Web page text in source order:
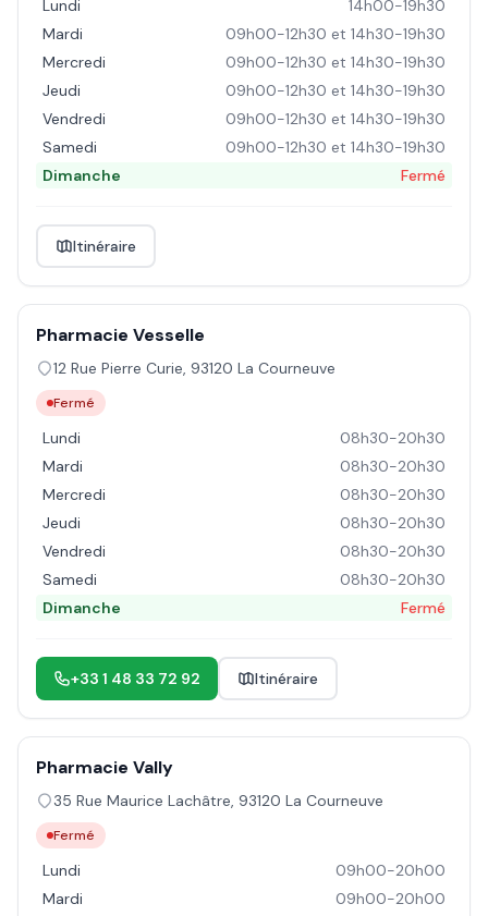
Lundi
14h00-19h30
Mardi
09h00-12h30 et 14h30-19h30
Mercredi
09h00-12h30 et 14h30-19h30
Jeudi
09h00-12h30 et 14h30-19h30
Vendredi
09h00-12h30 et 14h30-19h30
Samedi
09h00-12h30 et 14h30-19h30
Dimanche
Fermé
Itinéraire
Pharmacie Vesselle
12 Rue Pierre Curie, 93120 La Courneuve
Fermé
Lundi
08h30-20h30
Mardi
08h30-20h30
Mercredi
08h30-20h30
Jeudi
08h30-20h30
Vendredi
08h30-20h30
Samedi
08h30-20h30
Dimanche
Fermé
+33 1 48 33 72 92 Itinéraire
Pharmacie Vally
35 Rue Maurice Lachâtre, 93120 La Courneuve
Fermé
Lundi
09h00-20h00
Mardi
09h00-20h00